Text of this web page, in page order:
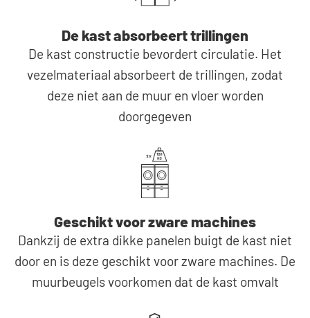
De kast absorbeert trillingen
De kast constructie bevordert circulatie. Het
vezelmateriaal absorbeert de trillingen, zodat
deze niet aan de muur en vloer worden
doorgegeven
Geschikt voor zware machines
Dankzij de extra dikke panelen buigt de kast niet
door en is deze geschikt voor zware machines. De
muurbeugels voorkomen dat de kast omvalt